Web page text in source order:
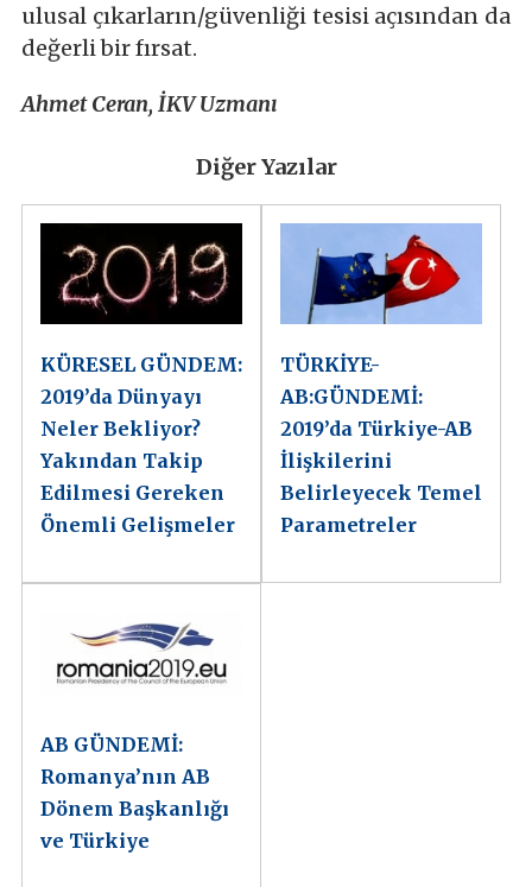
ulusal çıkarların/güvenliği tesisi açısından da
değerli bir fırsat.
Ahmet Ceran, İKV Uzmanı
Diğer Yazılar
KÜRESEL GÜNDEM:
2019’da Dünyayı
Neler Bekliyor?
Yakından Takip
Edilmesi Gereken
Önemli Gelişmeler
TÜRKİYE-
AB:GÜNDEMİ:
2019’da Türkiye-AB
İlişkilerini
Belirleyecek Temel
Parametreler
AB GÜNDEMİ:
Romanya’nın AB
Dönem Başkanlığı
ve Türkiye